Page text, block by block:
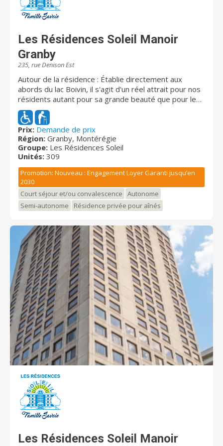
Les Résidences Soleil Manoir
Granby
235, rue Denison Est
Autour de la résidence : Établie directement aux
abords du lac Boivin, il s'agit d'un réel attrait pour nos
résidents autant pour sa grande beauté que pour les
nombreuses attractions s'y déroulant. L'ensemble des
résidents bénéficie également de la piste cyclable
entourant le lac. La vaste salle à manger vitrée offre
une vue incomparable du majestueux lac et de sa
fontaine. En plus de la multitude de loisirs et activités
qui vous y attendent, la résidence est située à
proximité de plusieurs attraits très intéressants et
offre une section adaptée à une clientèle en perte
cognitive. Disponibilités immédiates : Logements
abordables Types d’unités : 1 ½ (studio), 2 ½, 3 ½, 4 ½
et options soins disponibles. Résidence évolutive :
gratuite et grille de soins à la carte. Section de soins :
soins personnalisés à la carte et convalescence de
courte durée. Unité supervisée UPSoleil : Alzheimer et
perte d’autonomie cognitive.
Prix: Demande de prix
Région: Granby, Montérégie
Groupe: Les Résidences Soleil
Unités: 309
Promotion: Nouveau : Engagement Loyer Garanti jusqu’en
2030
Court séjour et/ou convalescence
Autonome
Semi-autonome
Résidence privée pour aînés
Les Résidences Soleil Manoir